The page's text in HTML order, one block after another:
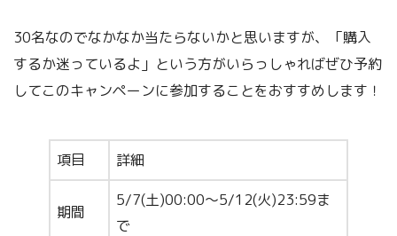
30名なのでなかなか当たらないかと思いますが、「購入
するか迷っているよ」という方がいらっしゃればぜひ予約
してこのキャンペーンに参加することをおすすめします！
項目 詳細
期間
5/7(土)00:00～5/12(火)23:59ま
で